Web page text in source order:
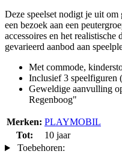
Deze speelset nodigt je uit om
een bezoek aan een
accessoires en het
gevarieerd aanbod aan
Met commode,
Inclusief 3 speelfiguren
Geweldige aanvulling
Regenboog"
Merken: PLAYMOBIL
Tot:
10 jaar
Toebehoren: